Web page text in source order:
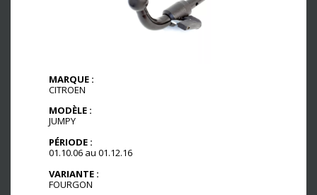
MARQUE :
CITROEN
MODÈLE :
JUMPY
PÉRIODE :
01.10.06 au 01.12.16
VARIANTE :
FOURGON